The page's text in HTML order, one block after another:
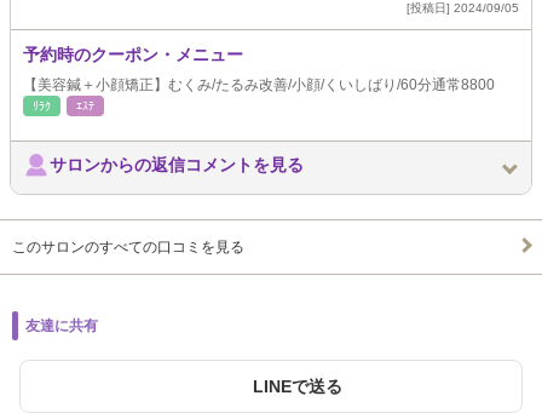
[投稿日] 2024/09/05
予約時のクーポン・メニュー
【美容鍼＋小顔矯正】むくみ/たるみ改善/小顔/くいしばり/60分通常8800
ﾘﾗｸ ｴｽﾃ
サロンからの返信コメントを見る
このサロンのすべての口コミを見る
友達に共有
LINEで送る